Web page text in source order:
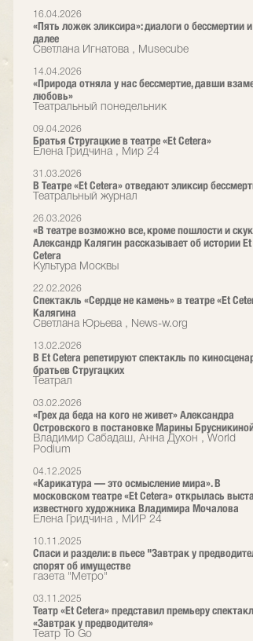
16.04.2026
«Пять ложек эликсира»: диалоги о бессмертии
далее
Светлана Игнатова , Musecube
14.04.2026
«Природа отняла у нас бессмертие, давши
любовь»
Театральный понедельник
09.04.2026
Братья Стругацкие в театре «Et Cetera»
Елена Гридчина , Мир 24
31.03.2026
В Театре «Et Cetera» отведают эликсир
Театральный журнал
26.03.2026
«В театре возможно все, кроме пошлости и
Александр Калягин рассказывает об истории Et
Cetera
Культура Москвы
22.02.2026
Спектакль «Сердце не камень» в театре «Et
Калягина
Светлана Юрьева , News-w.org
13.02.2026
В Et Cetera репетируют спектакль по
братьев Стругацких
Театрал
03.02.2026
«Грех да беда на кого не живет» Александра
Островского в постановке Марины
Владимир Сабадаш, Анна Духон , World
Podium
04.12.2025
«Карикатура — это осмысление мира». В
московском театре «Et Cetera» открылась
известного художника Владимира Мочалова
Елена Гридчина , МИР 24
10.11.2025
Спаси и раздели: в пьесе "Завтрак у
спорят об имуществе
газета "Метро"
03.11.2025
Театр «Et Cetera» представил премьеру
«Завтрак у предводителя»
Театр To Go